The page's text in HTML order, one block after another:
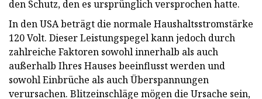
den Schutz, den es ursprünglich versprochen hatte.
In den USA beträgt die normale Haushaltsstromstärke
120 Volt. Dieser Leistungspegel kann jedoch durch
zahlreiche Faktoren sowohl innerhalb als auch
außerhalb Ihres Hauses beeinflusst werden und
sowohl Einbrüche als auch Überspannungen
verursachen. Blitzeinschläge mögen die Ursache sein,